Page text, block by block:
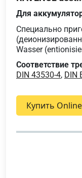
Для
Специально
Wasser
Соответствие
DIN 43530-4, DIN
Купить Online